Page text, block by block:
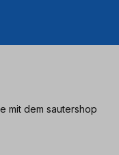
mit dem sautershop